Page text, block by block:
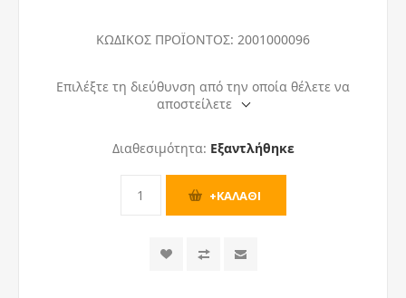
ΚΩΔΙΚΟΣ ΠΡΟΪΟΝΤΟΣ: 2001000096
Επιλέξτε τη διεύθυνση από την οποία θέλετε να
αποστείλετε
Διαθεσιμότητα: Εξαντλήθηκε